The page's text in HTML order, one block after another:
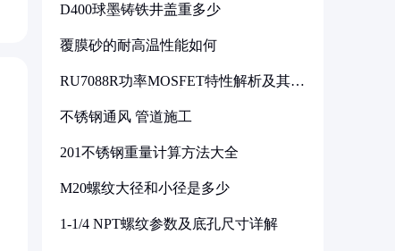
D400球墨铸铁井盖重多少
覆膜砂的耐高温性能如何
RU7088R功率MOSFET特性解析及其在
不锈钢通风 管道施工
201不锈钢重量计算方法大全
M20螺纹大径和小径是多少
1-1/4 NPT螺纹参数及底孔尺寸详解